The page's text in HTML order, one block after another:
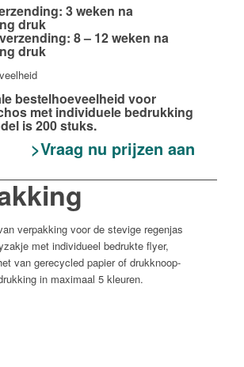
3 weken na
druk
8 – 12 weken na
druk
bestelhoeveelheid voor
met individuele bedrukking
is 200 stuks.
>Vraag nu prijzen aan
verpakking voor de stevige regenjas
met individueel bedrukte flyer,
van gerecycled papier of drukknoop-
in maximaal 5 kleuren.